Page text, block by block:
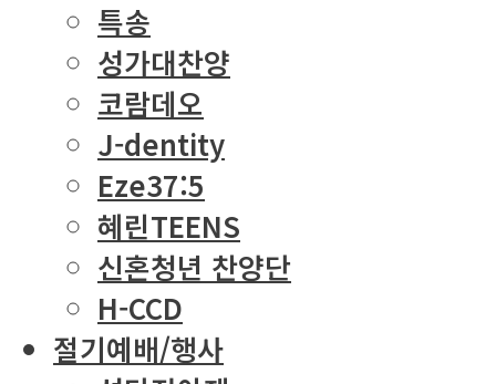
특송
성가대찬양
코람데오
J-dentity
Eze37:5
혜린TEENS
신혼청년 찬양단
H-CCD
절기예배/행사